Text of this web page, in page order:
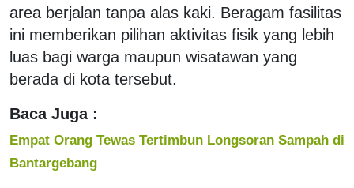
area berjalan tanpa alas kaki. Beragam fasilitas
ini memberikan pilihan aktivitas fisik yang lebih
luas bagi warga maupun wisatawan yang
berada di kota tersebut.
Baca Juga :
Empat Orang Tewas Tertimbun Longsoran Sampah di
Bantargebang